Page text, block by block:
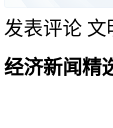
发表评论 文
经济新闻精